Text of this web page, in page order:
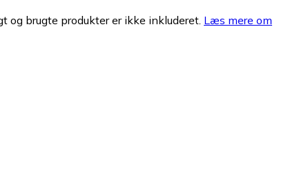
brugte produkter er ikke inkluderet. Læs mere om